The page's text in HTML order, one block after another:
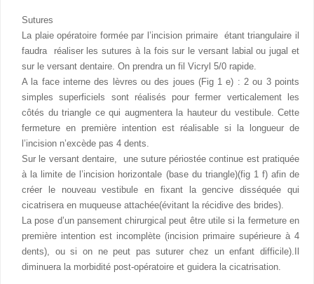
Sutures
La plaie opératoire formée par l’incision primaire étant triangulaire il
faudra réaliser les sutures à la fois sur le versant labial ou jugal et
sur le versant dentaire. On prendra un fil Vicryl 5/0 rapide.
A la face interne des lèvres ou des joues (Fig 1 e) : 2 ou 3 points
simples superficiels sont réalisés pour fermer verticalement les
côtés du triangle ce qui augmentera la hauteur du vestibule. Cette
fermeture en première intention est réalisable si la longueur de
l’incision n’excède pas 4 dents.
Sur le versant dentaire, une suture périostée continue est pratiquée
à la limite de l’incision horizontale (base du triangle)(fig 1 f) afin de
créer le nouveau vestibule en fixant la gencive disséquée qui
cicatrisera en muqueuse attachée(évitant la récidive des brides).
La pose d’un pansement chirurgical peut être utile si la fermeture en
première intention est incomplète (incision primaire supérieure à 4
dents), ou si on ne peut pas suturer chez un enfant difficile).Il
diminuera la morbidité post-opératoire et guidera la cicatrisation.